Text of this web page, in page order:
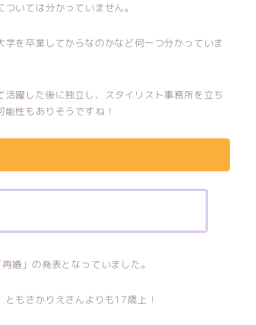
いては分かっていません。
を卒業してからなのかなど何一つ分かっていま
躍した後に独立し、スタイリスト事務所を立ち
性もありそうですね！
婚」の発表となっていました。
もさかりえさんよりも17歳上！